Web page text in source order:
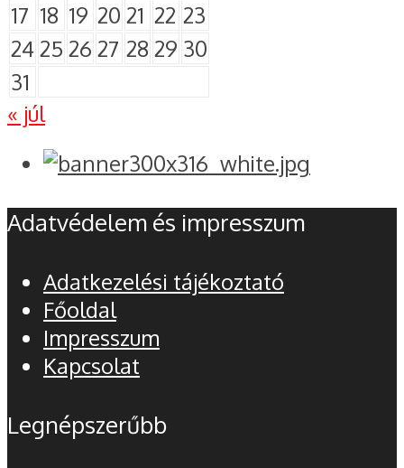
17 18 19 20 21 22 23
2425 26 27 28 29 30
31
« júl
Adatvédelem és impresszum
Adatkezelési tájékoztató
Főoldal
Impresszum
Kapcsolat
Legnépszerűbb